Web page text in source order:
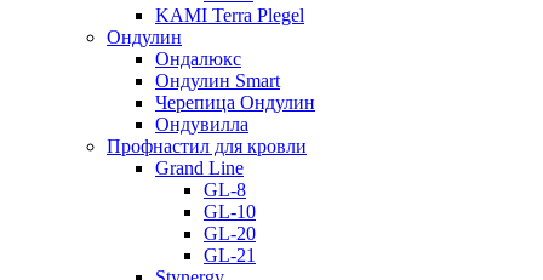
KAMI Terra Plegel
Ондулин
Ондалюкс
Ондулин Smart
Черепица Ондулин
Ондувилла
Профнастил для кровли
Grand Line
GL-8
GL-10
GL-20
GL-21